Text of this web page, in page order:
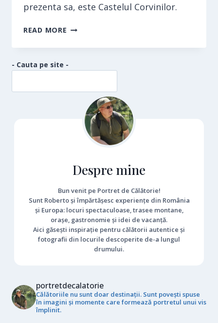
prezenta sa, este Castelul Corvinilor.
READ MORE CASTELUL
- Cauta pe site -
Despre mine
Bun venit pe Portret de Călătorie!
Sunt Roberto și împărtășesc experiențe din România
și Europa: locuri spectaculoase, trasee montane,
orașe, gastronomie și idei de vacanță.
Aici găsești inspirație pentru călătorii autentice și
fotografii din locurile descoperite de-a lungul
drumului.
portretdecalatorie
Călătoriile nu sunt doar destinații. Sunt povești spuse
în imagini și momente care formează portretul unui vis
împlinit.